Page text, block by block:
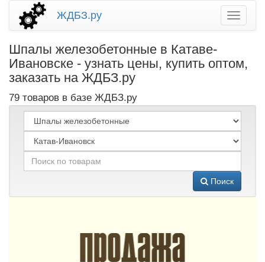
ЖДБЗ.ру
Шпалы железобетонные в Катаве-
Ивановске - узнать цены, купить оптом,
заказать на ЖДБЗ.ру
79 товаров в базе ЖДБЗ.ру
Поиск